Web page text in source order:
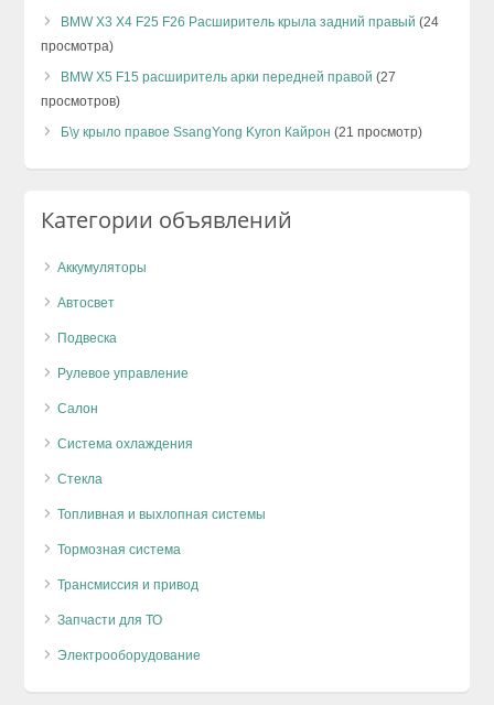
BMW X3 X4 F25 F26 Расширитель крыла задний правый (24
просмотра)
BMW X5 F15 расширитель арки передней правой (27
просмотров)
Б\у крыло правое SsangYong Kyron Кайрон (21 просмотр)
Категории объявлений
Аккумуляторы
Автосвет
Подвеска
Рулевое управление
Салон
Система охлаждения
Стекла
Топливная и выхлопная системы
Тормозная система
Трансмиссия и привод
Запчасти для ТО
Электрооборудование